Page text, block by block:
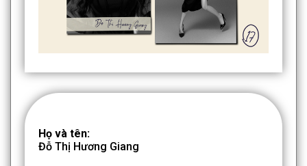
Họ và tên:
Đỗ Thị Hương Giang